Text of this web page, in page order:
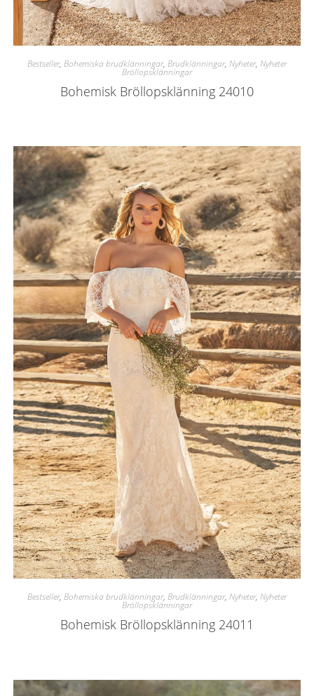
Bestseller, Bohemiska brudklänningar, Brudklänningar, Nyheter, Nyheter
Bröllopsklänningar
Bohemisk Bröllopsklänning 24010
Bestseller, Bohemiska brudklänningar, Brudklänningar, Nyheter, Nyheter
Bröllopsklänningar
Bohemisk Bröllopsklänning 24011